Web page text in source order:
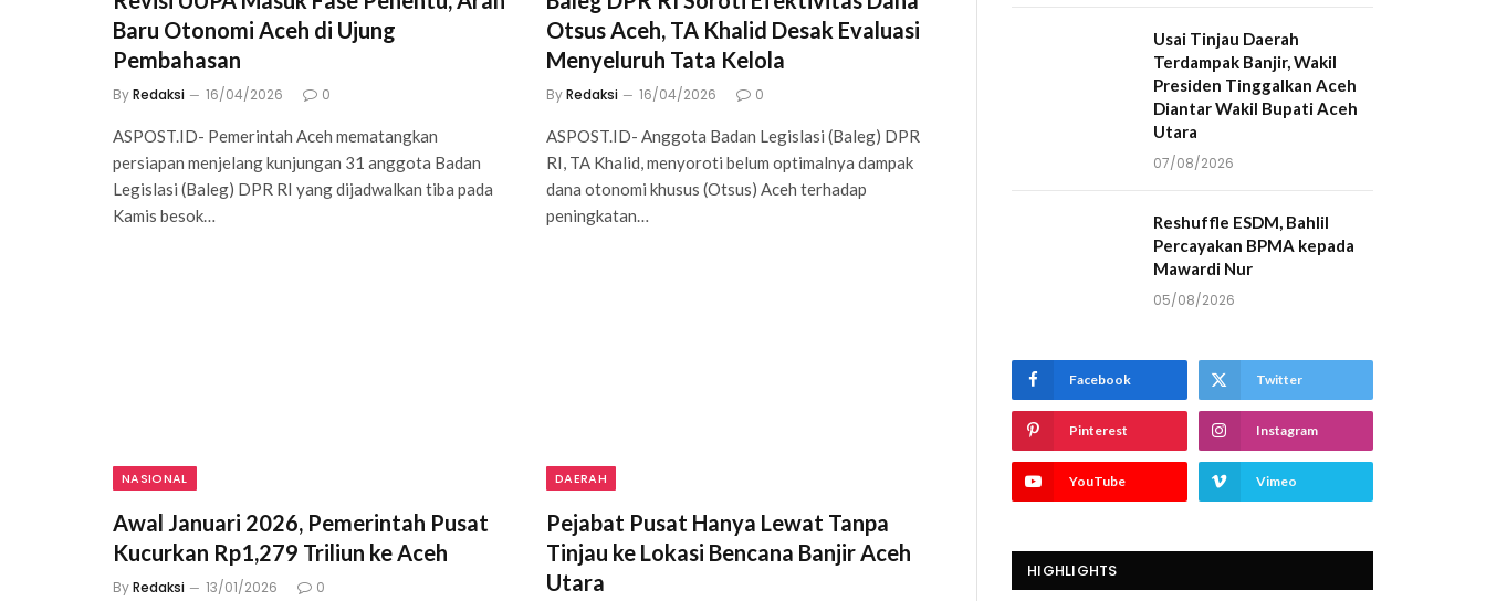
Baru Otonomi Aceh di Ujung
Pembahasan
ByRedaksi 16/04/2026 0
ASPOST.ID- Pemerintah Aceh mematangkan
persiapan menjelang kunjungan 31 anggota Badan
Legislasi (Baleg) DPR RI yang dijadwalkan tiba pada
Kamis besok…
Otsus Aceh, TA Khalid Desak Evaluasi
Menyeluruh Tata Kelola
ByRedaksi 16/04/2026 0
ASPOST.ID- Anggota Badan Legislasi (Baleg) DPR
RI, TA Khalid, menyoroti belum optimalnya dampak
dana otonomi khusus (Otsus) Aceh terhadap
peningkatan…
NASIONAL
Awal Januari 2026, Pemerintah Pusat
Kucurkan Rp1,279 Triliun ke Aceh
ByRedaksi 13/01/2026 0
DAERAH
Pejabat Pusat Hanya Lewat Tanpa
Tinjau ke Lokasi Bencana Banjir Aceh
Utara
Usai Tinjau Daerah
Terdampak Banjir, Wakil
Presiden Tinggalkan Aceh
Diantar Wakil Bupati Aceh
Utara
07/08/2026
Reshuffle ESDM, Bahlil
Percayakan BPMA kepada
Mawardi Nur
05/08/2026
Facebook Twitter
Pinterest Instagram
YouTube Vimeo
HIGHLIGHTS